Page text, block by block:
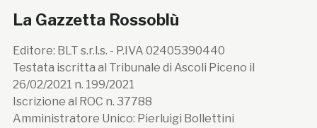
La Gazzetta Rossoblù
Editore: BLT s.r.l.s. - P.IVA 02405390440
Testata iscritta al Tribunale di Ascoli Piceno il
26/02/2021 n. 199/2021
Iscrizione al ROC n. 37788
Amministratore Unico: Pierluigi Bollettini